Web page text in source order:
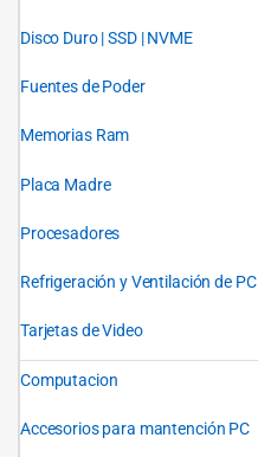
Disco Duro | SSD | NVME
Fuentes de Poder
Memorias Ram
Placa Madre
Procesadores
Refrigeración y Ventilación de PC
Tarjetas de Video
Computacion
Accesorios para mantención PC